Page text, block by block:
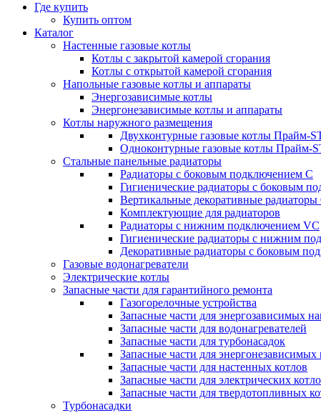
Где купить
Купить оптом
Каталог
Настенные газовые котлы
Котлы с закрытой камерой сгорания
Котлы с открытой камерой сгорания
Напольные газовые котлы и аппараты
Энергозависимые котлы
Энергонезависимые котлы и аппараты
Котлы наружного размещения
Двухконтурные газовые котлы Прайм-
Одноконтурные газовые котлы Прайм-
Стальные панельные радиаторы
Радиаторы c боковым подключением C
Гигиенические радиаторы c боковым
Вертикальные декоративные
Комплектующие для радиаторов
Радиаторы c нижним подключением VC
Гигиенические радиаторы c нижним
Декоративные радиаторы с боковым
Газовые водонагреватели
Электрические котлы
Запасные части для гарантийного ремонта
Газогорелочные устройства
Запасные части для энергозависимых
Запасные части для водонагревателей
Запасные части для турбонасадок
Запасные части для
Запасные части для настенных котлов
Запасные части для электрических
Запасные части для твердотопливных
Турбонасадки